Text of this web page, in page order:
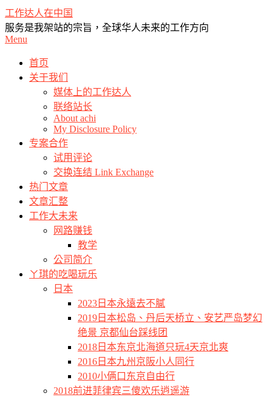
Skip
to
content
工作达人在中国
服务是我架站的宗旨，全球华人未来的工作方向
Primary
Menu
Menu
首页
关于我们
媒体上的工作达人
联络站长
About achi
My Disclosure Policy
专案合作
试用评论
交换连结 Link Exchange
热门文章
文章汇整
工作大未来
网路赚钱
教学
公司简介
ㄚ琪的吃喝玩乐
日本
2023日本永遠去不膩
2019日本松岛、丹后天桥立、安艺严岛梦幻
绝景 京都仙台踩线团
2018日本东京北海道只玩4天京北爽
2016日本九州京阪小人同行
2010小俩口东京自由行
2018前进菲律宾三傻欢乐逍遥游